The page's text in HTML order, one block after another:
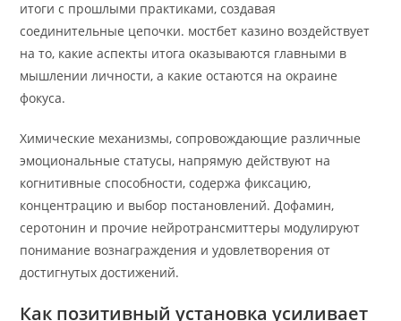
итоги с прошлыми практиками, создавая
соединительные цепочки. мостбет казино воздействует
на то, какие аспекты итога оказываются главными в
мышлении личности, а какие остаются на окраине
фокуса.
Химические механизмы, сопровождающие различные
эмоциональные статусы, напрямую действуют на
когнитивные способности, содержа фиксацию,
концентрацию и выбор постановлений. Дофамин,
серотонин и прочие нейротрансмиттеры модулируют
понимание вознаграждения и удовлетворения от
достигнутых достижений.
Как позитивный установка усиливает